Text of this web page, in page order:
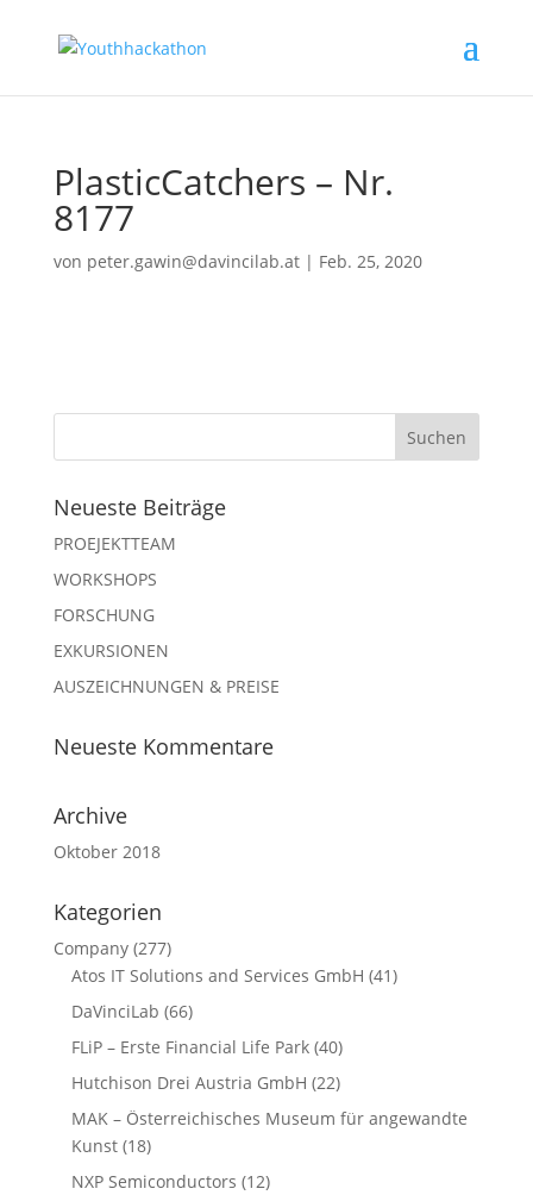
PlasticCatchers – Nr.
8177
von peter.gawin@davincilab.at| Feb. 25, 2020
Neueste Beiträge
PROEJEKTTEAM
WORKSHOPS
FORSCHUNG
EXKURSIONEN
AUSZEICHNUNGEN & PREISE
Neueste Kommentare
Archive
Oktober 2018
Kategorien
Company(277)
Atos IT Solutions and Services GmbH (41)
DaVinciLab (66)
FLiP – Erste Financial Life Park(40)
Hutchison Drei Austria GmbH (22)
MAK – Österreichisches Museum für angewandte
Kunst(18)
NXP Semiconductors (12)